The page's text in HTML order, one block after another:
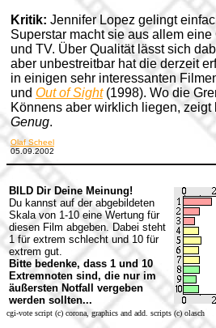
Kritik: Jennifer Lopez gelingt
Superstar macht sie aus allem
und TV. Über Qualität lässt sich
aber unbestreitbar hat die derzeit
in einigen sehr interessanten
und Out of Sight(1998). Wo die
Könnens aber wirklich liegen,
Genug.
Olaf Scheel
05.09.2002
BILD Dir Deine Meinung!
Du kannst auf der abgebildeten
Skala von 1-10 eine Wertung für
diesen Film abgeben. Dabei steht
1 für extrem schlecht und 10 für
extrem gut.
Bitte bedenke, dass 1 und 10
Extremnoten sind, die nur im
äußersten Notfall vergeben
werden sollten...
cgi-vote script (c) corona, graphics and add. scripts (c) olasch